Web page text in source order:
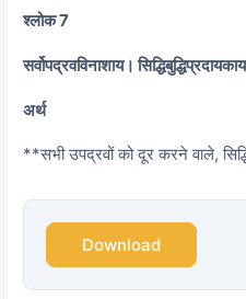
श्लोक 7
सर्वोपद्रवविनाशाय।
अर्थ
**सभी उपद्रवों को दूर करने वाले,
Download